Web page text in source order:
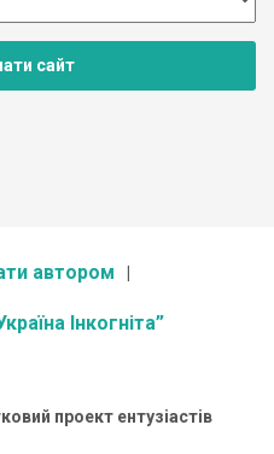
сайт
автором
Інкогніта”
проект ентузіастів